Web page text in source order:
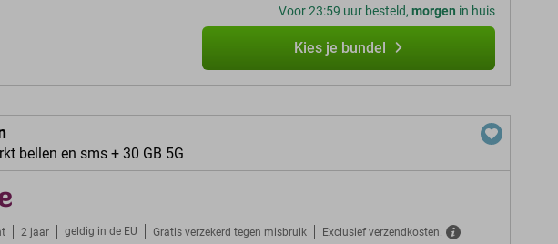
Voor 23:59 uur besteld, morgen in huis
Kies je bundel
bellen en sms + 30 GB 5G
2 jaar geldig in de EU Gratis verzekerd tegen misbruik Exclusief verzendkosten.